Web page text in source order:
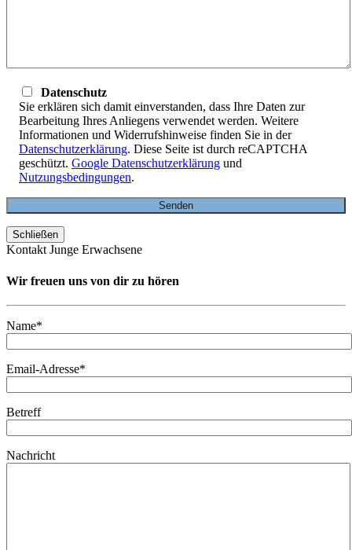
Datenschutz
Sie erklären sich damit einverstanden, dass Ihre Daten zur
Bearbeitung Ihres Anliegens verwendet werden. Weitere
Informationen und Widerrufshinweise finden Sie in der
Datenschutzerklärung. Diese Seite ist durch reCAPTCHA
geschützt. Google Datenschutzerklärung und
Nutzungsbedingungen.
Schließen
Kontakt Junge Erwachsene
Wir freuen uns von dir zu hören
Name*
Email-Adresse*
Betreff
Nachricht